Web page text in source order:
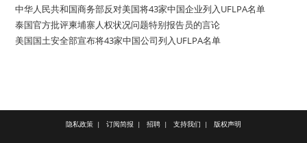
中华人民共和国商务部反对美国将43家中国企业列入UFLPA名单
泰国官方批评柬埔寨人权状况问题特别报告员的言论
美国国土安全部宣布将43家中国公司列入UFLPA名单
隐私政策 订阅简报 招聘 支持我们 版权声明